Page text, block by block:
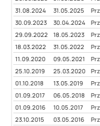
31.08.2024 31.05.2025
30.09.2023 30.04.2024
29.09.2022 18.05.2023
18.03.2022 31.05.2022
11.09.2020 09.05.2021
25.10.2019 25.03.2020
01.10.2018 13.05.2019
01.09.2017 06.05.2018
01.09.2016 10.05.2017
23.10.2015 03.05.2016